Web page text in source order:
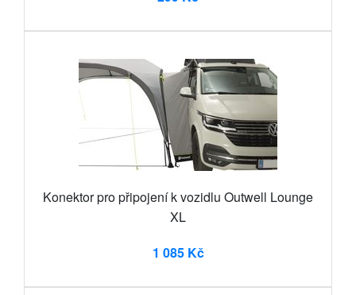
Konektor pro připojení k vozidlu Outwell Lounge
XL
1 085 Kč